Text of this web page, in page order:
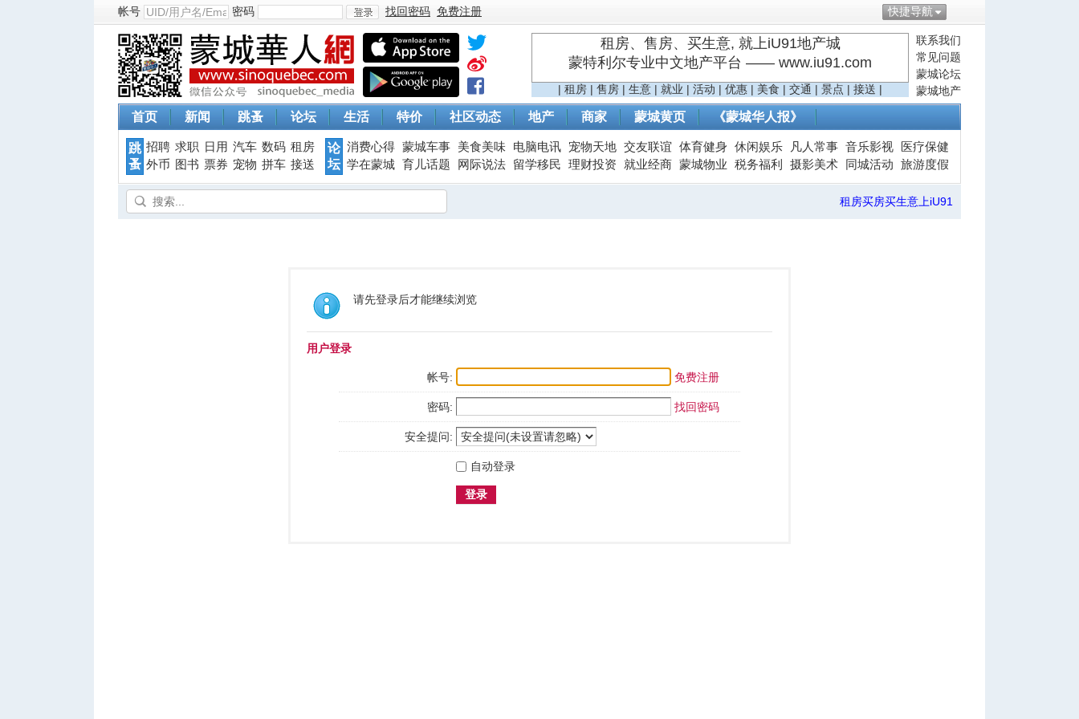
快捷导航
帐号 密码
登
找回密码 免费注册
联系我们
常见问题
蒙城论坛
蒙城地产
租房、售房、买生意, 就上iU91地产城
蒙特利尔专业中文地产平台 —— www.iu91.com
| 租房 | 售房 | 生意 | 就业 | 活动 | 优惠 | 美食 | 交通 | 景点 | 接送 |
首页 新闻 跳蚤 论坛 生活 特价 社区动态 地产 商家 蒙城黄页 《蒙城华人报》
跳
蚤
招聘 求职 日用 汽车 数码 租房
外币
图书 票券 宠物 拼车 接送
论
坛
消费心得 蒙城车事 美食美味 电脑电讯 宠物天地 交友联谊 体育健身 休闲娱乐 凡人常事 音乐影视
医疗保健
学在蒙城 育儿话题 网际说法 留学移民 理财投资 就业经商 蒙城物业 税务福利 摄影美术 同城活动 旅游度假
租房买房买生意上iU91
请先登录后才能继续浏览
用户登录
帐号: 免费注册
密码: 找回密码
安全提问:
自动登录
登录